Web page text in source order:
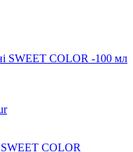
SWEET COLOR -100 мл
SWEET COLOR